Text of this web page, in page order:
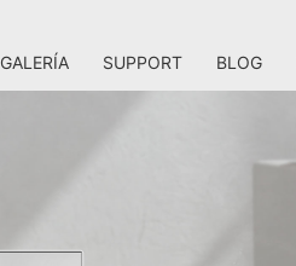
GALERÍA SUPPORT BLOG